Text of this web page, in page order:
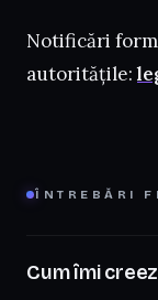
Notificări
autoritățile:
ÎNTREBĂRI
Cum îmi